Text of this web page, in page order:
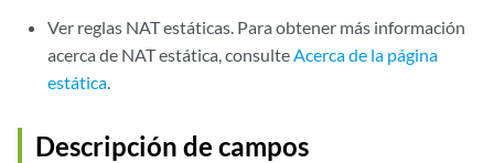
Ver reglas NAT estáticas. Para obtener más información
acerca de NAT estática, consulteAcerca de la página
estática.
Descripción de campos